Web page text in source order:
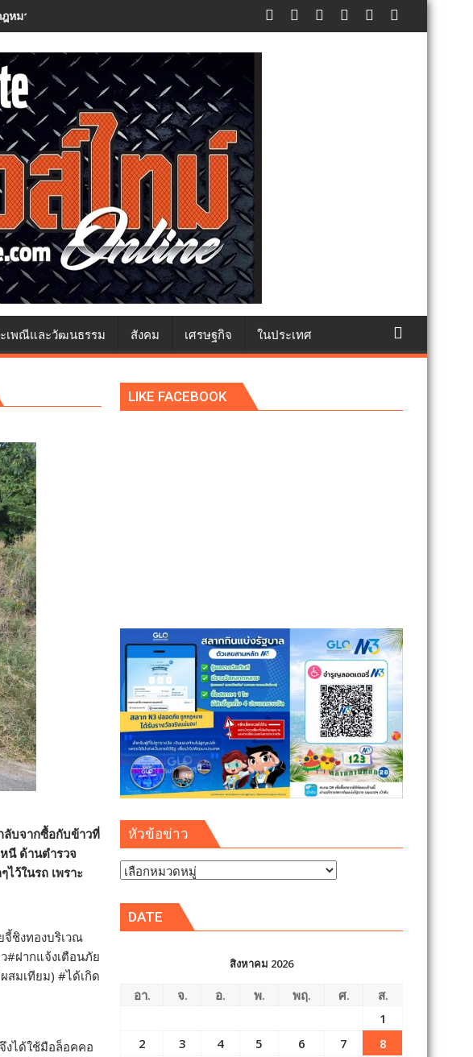
มายภายใต้วิกฤติศรัทธา
เพณีและวัฒนธรรม สังคม เศรษฐกิจ ในประเทศ
ลับจากซื้อกับข้าวที่
นี ด้านตำรวจ
ว้ในรถ เพราะ
จี้ชิงทองบริเวณ
#ฝากแจ้งเตือนภัย
สมเทียม) #ได้เกิด
งได้ใช้มือล็อคคอ
LIKE FACEBOOK
หัวข้อข่าว
หัวข้อ
DATE
สิงหาคม 2026
อา. จ. อ. พ. พฤ. ศ.
ส.
1
2
3 4 5 6 7
8